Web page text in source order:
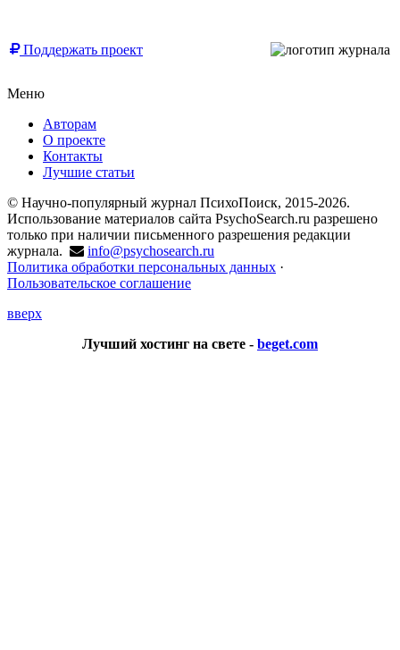
Поддержать проект
Меню
Авторам
О проекте
Контакты
Лучшие статьи
© Научно-популярный журнал ПсихоПоиск, 2015-2026.
Использование материалов сайта PsychoSearch.ru разрешено
только при наличии письменного разрешения редакции
журнала.
info@psychosearch.ru
Политика обработки персональных данных ·
Пользовательское соглашение
вверх
Лучший хостинг на свете - beget.com